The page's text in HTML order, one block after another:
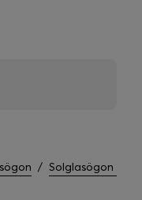
/ Solglasögon